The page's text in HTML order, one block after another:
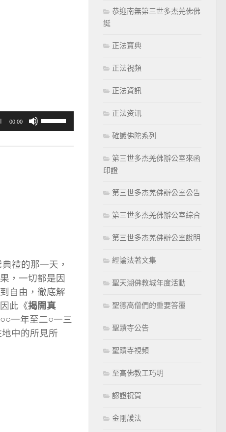
00:00
使
用
低
音
量。
禮的那一天，
，一切都是因
自由，徹底解
此《揭開真
一年至二○一三
地中的所見所
恭迎南無第三世多杰羌佛佛
誕
正法寶典
正法視頻
正法資訊
正法资讯
確識佛陀系列
第三世多杰羌佛辦公室來函
印證
第三世多杰羌佛辦公室公告
第三世多杰羌佛辦公室綜合
第三世多杰羌佛辦公室說明
經論法著文集
聖天湖佛教城年度活動
聖德高僧們的重要答覆
聖蹟寺公告
聖蹟寺視頻
至高佛教工巧明
認證祝賀
金剛護法